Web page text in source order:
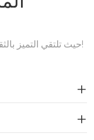
حيث تلتقي التميز بالثقة - كن شريكًا معنا لتحقيق النمو المستدام!